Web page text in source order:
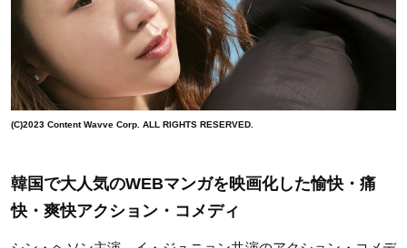
(C)2023 Content Wavve Corp. ALL RIGHTS RESERVED.
韓国で大人気のWEBマンガを映画化した愉快・痛
快・爽快アクション・コメディ